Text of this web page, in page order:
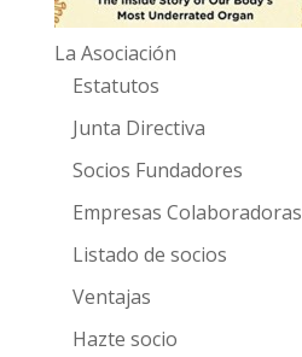
La Asociación
Estatutos
Junta Directiva
Socios Fundadores
Empresas Colaboradoras
Listado de socios
Ventajas
Hazte socio